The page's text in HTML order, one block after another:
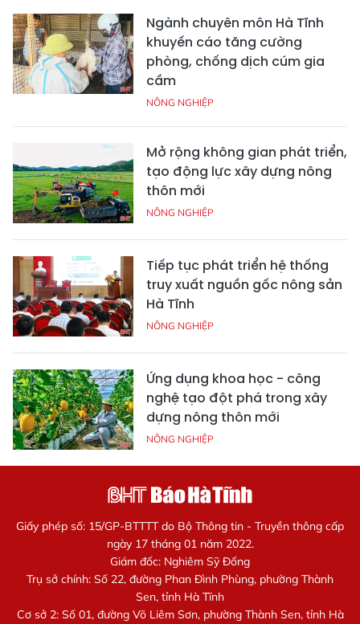
Ngành chuyên môn Hà Tĩnh
khuyến cáo tăng cường
phòng, chống dịch cúm gia
cầm
NÔNG NGHIỆP
Mở rộng không gian phát triển,
tạo động lực xây dựng nông
thôn mới
NÔNG NGHIỆP
Tiếp tục phát triển hệ thống
truy xuất nguồn gốc nông sản
Hà Tĩnh
NÔNG NGHIỆP
Ứng dụng khoa học - công
nghệ tạo đột phá trong xây
dựng nông thôn mới
NÔNG NGHIỆP
Giấy phép số: 15/GP-BTTTT do Bộ Thông tin - Truyền thông cấp
ngày 17 tháng 01 năm 2022.
Giám đốc: Nghiêm Sỹ Đống
Trụ sở chính: Số 22, đường Phan Đình Phùng, phường Thành
Sen, tỉnh Hà Tĩnh
Cơ sở 2: Số 01, đường Võ Liêm Sơn, phường Thành Sen, tỉnh Hà